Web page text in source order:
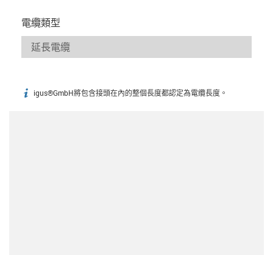
電纜類型
igus-icon-info
igus®GmbH將包含接頭在內的整個長度都認定為電纜長度。